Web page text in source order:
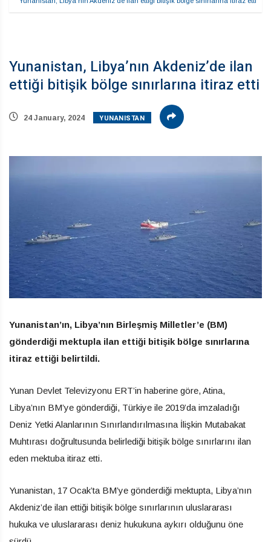
Yunanistan, Libya’nın Akdeniz’de ilan
ettiği bitişik bölge sınırlarına itiraz etti
24 January, 2024 YUNANISTAN
Yunanistan’ın, Libya’nın Birleşmiş Milletler’e (BM)
gönderdiği mektupla ilan ettiği bitişik bölge sınırlarına
itiraz ettiği belirtildi.
Yunan Devlet Televizyonu ERT’in haberine göre, Atina,
Libya’nın BM’ye gönderdiği, Türkiye ile 2019’da imzaladığı
Deniz Yetki Alanlarının Sınırlandırılmasına İlişkin Mutabakat
Muhtırası doğrultusunda belirlediği bitişik bölge sınırlarını ilan
eden mektuba itiraz etti.
Yunanistan, 17 Ocak’ta BM’ye gönderdiği mektupta, Libya’nın
Akdeniz’de ilan ettiği bitişik bölge sınırlarının uluslararası
hukuka ve uluslararası deniz hukukuna aykırı olduğunu öne